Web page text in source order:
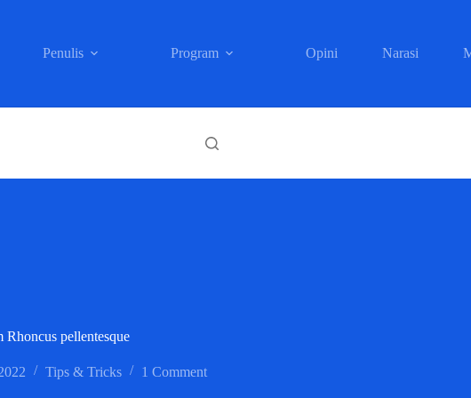
Penulis Program Opini Narasi
pellentesque
Tips & Tricks 1 Comment